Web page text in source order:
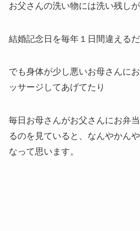
お父さんの洗い物には洗い残し
結婚記念日を毎年１日間違えるだ
でも身体が少し悪いお母さんに
ッサージしてあげてたり
毎日お母さんがお父さんにお弁
るのを見ていると、なんやかん
なって思います。